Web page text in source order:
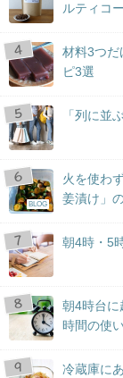
ルティコ
材料3つだ
ピ3選
「列に並
BLOG
火を使わ
姜漬け」
朝4時・5
朝4時台に
時間の使い
冷蔵庫に